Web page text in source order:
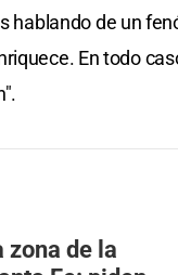
hablando de un
En todo
zona de la